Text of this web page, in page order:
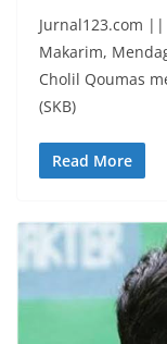
Jurnal123.com
Makarim,
Cholil Qoumas
(SKB)
Read More